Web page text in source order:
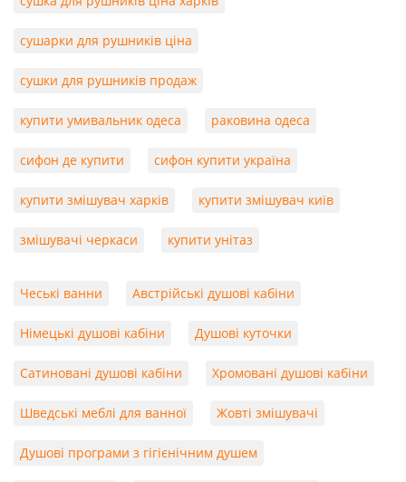
сушарки для рушників ціна
сушки для рушників продаж
купити умивальник одеса раковина одеса
сифон де купити сифон купити україна
купити змішувач харків купити змішувач київ
змішувачі черкаси купити унітаз
Чеські ванни Австрійські душові кабіни
Німецькі душові кабіни Душові куточки
Сатиновані душові кабіни Хромовані душові кабіни
Шведські меблі для ванної Жовті змішувачі
Душові програми з гігієнічним душем